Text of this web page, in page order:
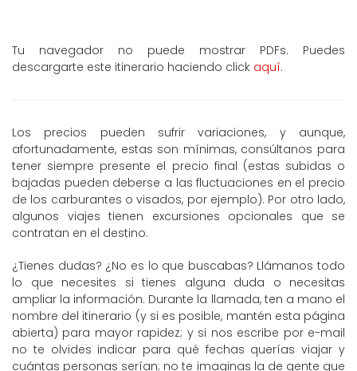
Tu navegador no puede mostrar PDFs. Puedes
descargarte este itinerario haciendo click aquí.
Los precios pueden sufrir variaciones, y aunque,
afortunadamente, estas son mínimas, consúltanos para
tener siempre presente el precio final (estas subidas o
bajadas pueden deberse a las fluctuaciones en el precio
de los carburantes o visados, por ejemplo). Por otro lado,
algunos viajes tienen excursiones opcionales que se
contratan en el destino.
¿Tienes dudas? ¿No es lo que buscabas? Llámanos todo
lo que necesites si tienes alguna duda o necesitas
ampliar la información. Durante la llamada, ten a mano el
nombre del itinerario (y si es posible, mantén esta página
abierta) para mayor rapidez; y si nos escribe por e-mail
no te olvides indicar para qué fechas querías viajar y
cuántas personas serían; no te imaginas la de gente que